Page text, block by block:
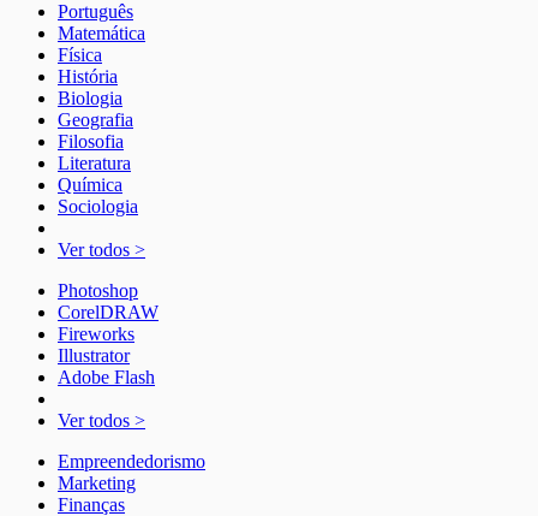
Português
Matemática
Física
História
Biologia
Geografia
Filosofia
Literatura
Química
Sociologia
Ver todos >
Photoshop
CorelDRAW
Fireworks
Illustrator
Adobe Flash
Ver todos >
Empreendedorismo
Marketing
Finanças